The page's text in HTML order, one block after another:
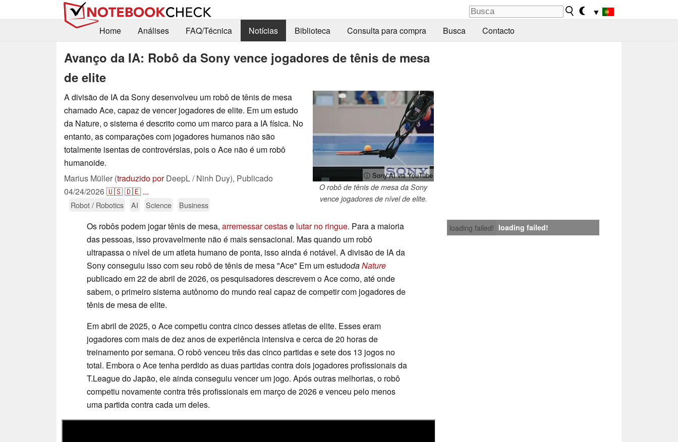
▼
Home
Análises FAQ/Técnica Notícias Biblioteca Consulta para compra Busca Contacto
Avanço da IA: Robô da Sony vence jogadores de tênis de mesa
de elite
ⓘ Sony AI via YouTube
O robô de tênis de mesa da Sony
vence jogadores de nível de elite.
A divisão de IA da Sony desenvolveu um robô de tênis de mesa
chamado Ace, capaz de vencer jogadores de elite. Em um estudo
da Nature, o sistema é descrito como um marco para a IA física. No
entanto, as comparações com jogadores humanos não são
totalmente isentas de controvérsias, pois o Ace não é um robô
humanoide.
Marius Müller (traduzido porDeepL / Ninh Duy), Publicado
04/24/2026🇺🇸🇩🇪 ...
Robot / Robotics AI Science Business
loading failed! loading failed!
Os robôs podem jogar tênis de mesa, arremessar cestase lutar no ringue. Para a maioria
das pessoas, isso provavelmente não é mais sensacional. Mas quando um robô
ultrapassa o nível de um atleta humano de ponta, isso ainda é notável. A divisão de IA da
Sony conseguiu isso com seu robô de tênis de mesa "Ace" Em um estudodaNature
publicado em 22 de abril de 2026, os pesquisadores descrevem o Ace como, até onde
sabem, o primeiro sistema autônomo do mundo real capaz de competir com jogadores de
tênis de mesa de elite.
Em abril de 2025, o Ace competiu contra cinco desses atletas de elite. Esses eram
jogadores com mais de dez anos de experiência intensiva e cerca de 20 horas de
treinamento por semana. O robô venceu três das cinco partidas e sete dos 13 jogos no
total. Embora o Ace tenha perdido as duas partidas contra dois jogadores profissionais da
T.League do Japão, ele ainda conseguiu vencer um jogo. Após outras melhorias, o robô
competiu novamente contra três profissionais em março de 2026 e venceu pelo menos
uma partida contra cada um deles.